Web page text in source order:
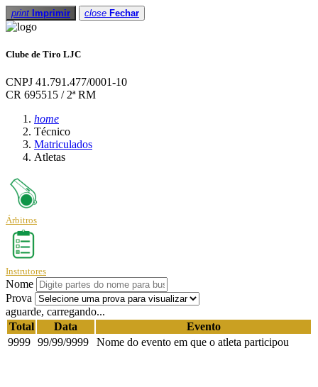
print Imprimir close Fechar
Clube de Tiro LJC
CNPJ 41.791.477/0001-10
CR 695515 / 2ª RM
home
Técnico
Matriculados
Atletas
Árbitros
Instrutores
Nome
Prova
aguarde, carregando...
Total
Data
Evento
9999 99/99/9999 Nome do evento em que o atleta participou